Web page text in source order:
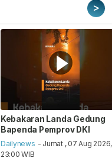
>
Kebakaran Landa Gedung
Bapenda Pemprov DKI
Dailynews - Jumat , 07 Aug 2026,
23:00 WIB